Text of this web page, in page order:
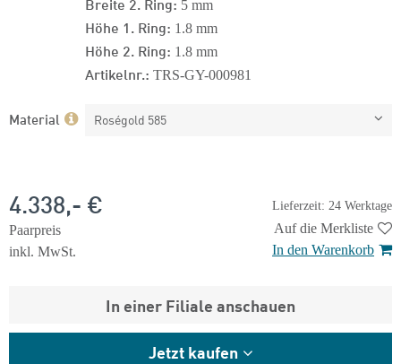
5 mm
Höhe 1. Ring: 1.8 mm
Höhe 2. Ring: 1.8 mm
Artikelnr.: TRS-GY-000981
Material Roségold 585
Lieferzeit: 24 Werktage
4.338,- €
Paarpreis
inkl. MwSt.
Auf die Merkliste
In den Warenkorb
In einer Filiale anschauen
Jetzt kaufen